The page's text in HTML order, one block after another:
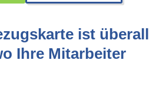
ist überall
Ihre Mitarbeiter